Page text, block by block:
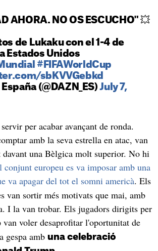
AHORA. NO OS ESCUCHO" 💥
de Lukaku con el 1-4 de
Estados Unidos
#FIFAWorldCup
sbKVVGebkd
(@DAZN_ES)July 7,
per acabar avançant de ronda.
amb la seva estrella en atac, van
davant una Bèlgica molt superior. No hi
conjunt europeu es va imposar amb una
va apagar del tot el somni americà. Els
van sortir més motivats que mai, amb
I la van trobar. Els jugadors dirigits per
van voler desaprofitar l'oportunitat de
gespa amb una celebració